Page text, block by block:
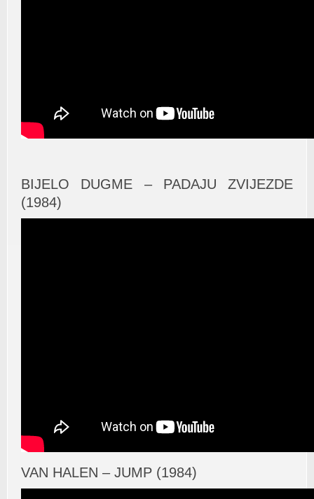
BIJELO DUGME – PADAJU ZVIJEZDE
(1984)
VAN HALEN – JUMP (1984)